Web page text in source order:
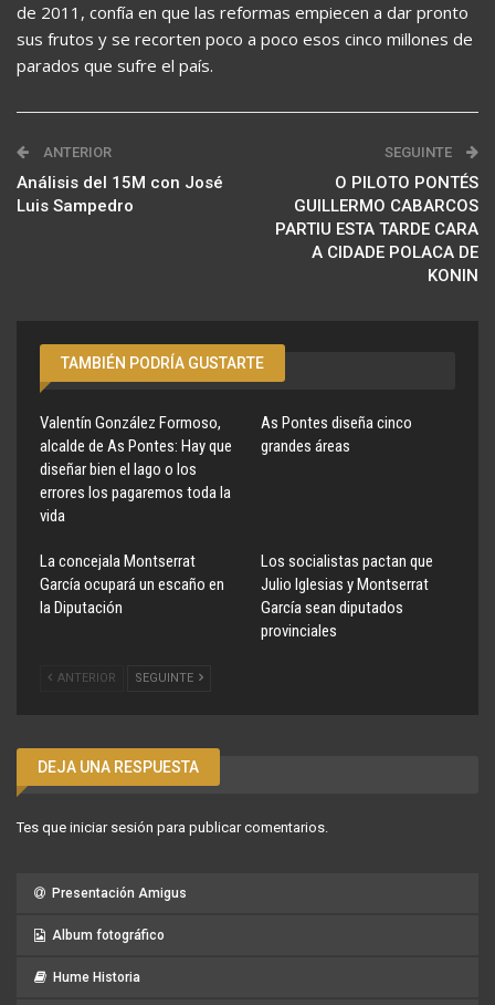
de 2011, confía en que las reformas empiecen a dar pronto
sus frutos y se recorten poco a poco esos cinco millones de
parados que sufre el país.
ANTERIOR
Análisis del 15M con José
Luis Sampedro
SEGUINTE
O PILOTO PONTÉS
GUILLERMO CABARCOS
PARTIU ESTA TARDE CARA
A CIDADE POLACA DE
KONIN
TAMBIÉN PODRÍA GUSTARTE
Valentín González Formoso,
alcalde de As Pontes: Hay que
diseñar bien el lago o los
errores los pagaremos toda la
vida
As Pontes diseña cinco
grandes áreas
La concejala Montserrat
García ocupará un escaño en
la Diputación
Los socialistas pactan que
Julio Iglesias y Montserrat
García sean diputados
provinciales
ANTERIOR SEGUINTE
DEJA UNA RESPUESTA
Tes que iniciar sesión para publicar comentarios.
Presentación Amigus
Album fotográfico
Hume Historia